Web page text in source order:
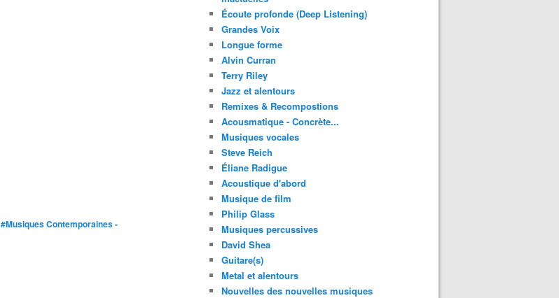
#Musiques Contemporaines -
Écoute profonde (Deep Listening)
Grandes Voix
Longue forme
Alvin Curran
Terry Riley
Jazz et alentours
Remixes & Recompostions
Acousmatique - Concrète...
Musiques vocales
Steve Reich
Éliane Radigue
Acoustique d'abord
Musique de film
Philip Glass
Musiques percussives
David Shea
Guitare(s)
Metal et alentours
Nouvelles des nouvelles musiques